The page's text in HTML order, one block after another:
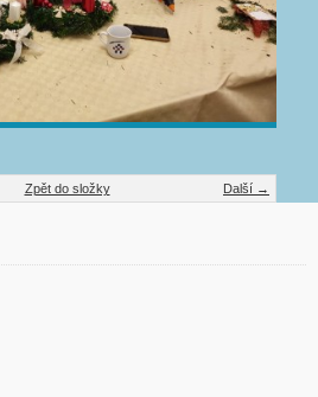
Další →
Zpět do složky